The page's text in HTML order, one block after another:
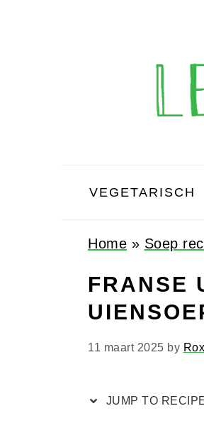
VEGETARISCH
Home » Soep
FRANSE
11 maart 2025 by
JUMP TO